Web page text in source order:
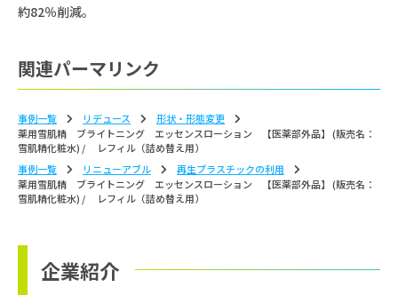
約82％削減。
関連パーマリンク
事例一覧 リデュース
形状‧形態変更
薬用雪肌精 ブライトニング エッセンスローション 【医薬部外品】 (販売名：
雪肌精化粧水) / レフィル（詰め替え用）
事例一覧
リニューアブル
再生プラスチックの利用
薬用雪肌精 ブライトニング エッセンスローション 【医薬部外品】 (販売名：
雪肌精化粧水) / レフィル（詰め替え用）
企業紹介